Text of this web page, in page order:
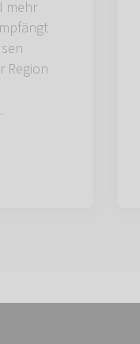
mehr
Region